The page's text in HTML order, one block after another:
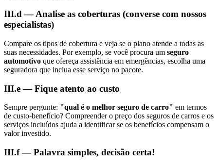
III.d — Analise as coberturas (converse com nossos
especialistas)
Compare os tipos de cobertura e veja se o plano atende a todas as
suas necessidades. Por exemplo, se você procura um seguro
automotivo que ofereça assistência em emergências, escolha uma
seguradora que inclua esse serviço no pacote.
III.e — Fique atento ao custo
Sempre pergunte: "qual é o melhor seguro de carro" em termos
de custo-benefício? Compreender o preço dos seguros de carros e os
serviços incluídos ajuda a identificar se os benefícios compensam o
valor investido.
III.f — Palavra simples, decisão certa!